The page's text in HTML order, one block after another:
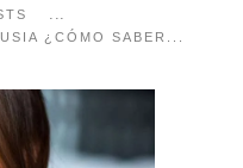
...
¿CÓMO SABER...